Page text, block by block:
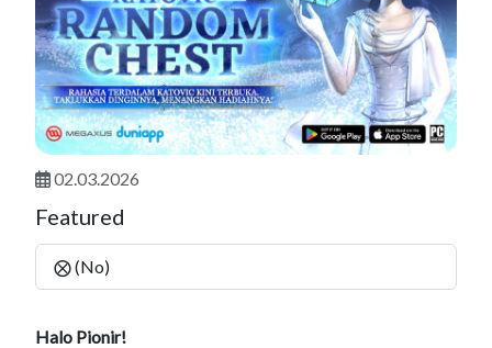
02.03.2026
Featured
⨂ (No)
Halo Pionir!